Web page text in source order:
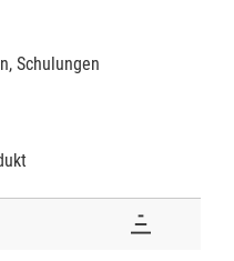
Schulungen